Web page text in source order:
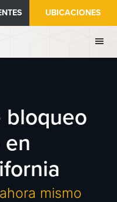
UBICACIONES
bloqueo
mismo